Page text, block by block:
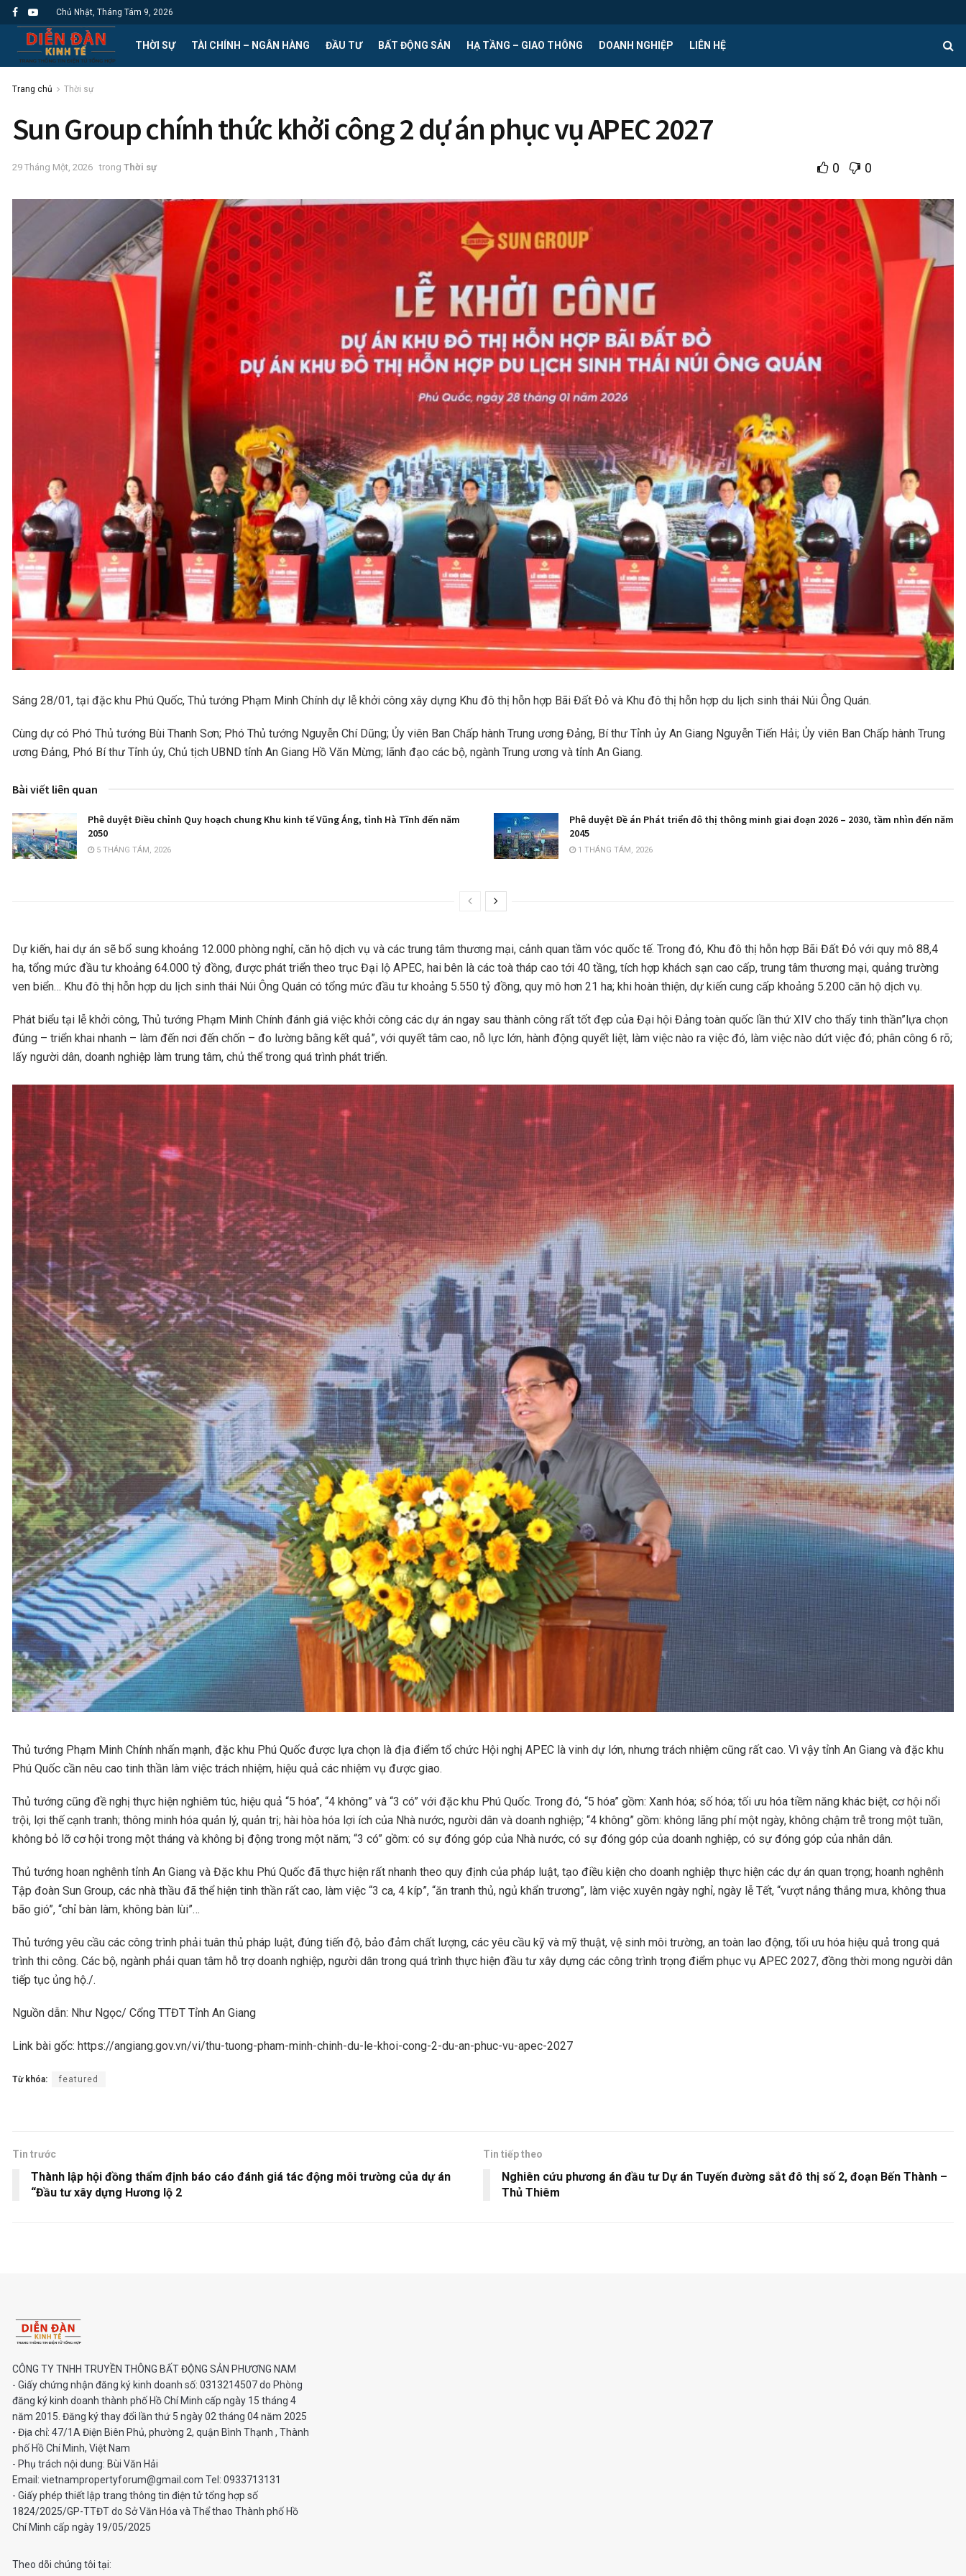
Chủ Nhật, Tháng Tám 9, 2026
THỜI SỰ TÀI CHÍNH – NGÂN HÀNG ĐẦU TƯ BẤT ĐỘNG SẢN HẠ TẦNG – GIAO THÔNG DOANH NGHIỆP LIÊN HỆ
Trang chủ Thời sự
Sun Group chính thức khởi công 2 dự án phục vụ APEC 2027
29 Tháng Một, 2026 trong Thời sự 0 0
Sáng 28/01, tại đặc khu Phú Quốc, Thủ tướng Phạm Minh Chính dự lễ khởi công xây dựng Khu đô thị hỗn hợp Bãi Đất Đỏ và Khu đô thị hỗn hợp du lịch sinh thái Núi Ông Quán.
Cùng dự có Phó Thủ tướng Bùi Thanh Sơn; Phó Thủ tướng Nguyễn Chí Dũng; Ủy viên Ban Chấp hành Trung ương Đảng, Bí thư Tỉnh ủy An Giang Nguyễn Tiến Hải; Ủy viên Ban Chấp hành Trung
ương Đảng, Phó Bí thư Tỉnh ủy, Chủ tịch UBND tỉnh An Giang Hồ Văn Mừng; lãnh đạo các bộ, ngành Trung ương và tỉnh An Giang.
Bài viết liên quan
Phê duyệt Điều chỉnh Quy hoạch chung Khu kinh tế Vũng Áng, tỉnh Hà Tĩnh đến năm
2050
5 THÁNG TÁM, 2026
Phê duyệt Đề án Phát triển đô thị thông minh giai đoạn 2026 – 2030, tầm nhìn đến năm
2045
1 THÁNG TÁM, 2026
Dự kiến, hai dự án sẽ bổ sung khoảng 12.000 phòng nghỉ, căn hộ dịch vụ và các trung tâm thương mại, cảnh quan tầm vóc quốc tế. Trong đó, Khu đô thị hỗn hợp Bãi Đất Đỏ với quy mô 88,4
ha, tổng mức đầu tư khoảng 64.000 tỷ đồng, được phát triển theo trục Đại lộ APEC, hai bên là các toà tháp cao tới 40 tầng, tích hợp khách sạn cao cấp, trung tâm thương mại, quảng trường
ven biển… Khu đô thị hỗn hợp du lịch sinh thái Núi Ông Quán có tổng mức đầu tư khoảng 5.550 tỷ đồng, quy mô hơn 21 ha; khi hoàn thiện, dự kiến cung cấp khoảng 5.200 căn hộ dịch vụ.
Phát biểu tại lễ khởi công, Thủ tướng Phạm Minh Chính đánh giá việc khởi công các dự án ngay sau thành công rất tốt đẹp của Đại hội Đảng toàn quốc lần thứ XIV cho thấy tinh thần”lựa chọn
đúng – triển khai nhanh – làm đến nơi đến chốn – đo lường bằng kết quả”, với quyết tâm cao, nỗ lực lớn, hành động quyết liệt, làm việc nào ra việc đó, làm việc nào dứt việc đó; phân công 6 rõ;
lấy người dân, doanh nghiệp làm trung tâm, chủ thể trong quá trình phát triển.
Thủ tướng Phạm Minh Chính nhấn mạnh, đặc khu Phú Quốc được lựa chọn là địa điểm tổ chức Hội nghị APEC là vinh dự lớn, nhưng trách nhiệm cũng rất cao. Vì vậy tỉnh An Giang và đặc khu
Phú Quốc cần nêu cao tinh thần làm việc trách nhiệm, hiệu quả các nhiệm vụ được giao.
Thủ tướng cũng đề nghị thực hiện nghiêm túc, hiệu quả “5 hóa”, “4 không” và “3 có” với đặc khu Phú Quốc. Trong đó, “5 hóa” gồm: Xanh hóa; số hóa; tối ưu hóa tiềm năng khác biệt, cơ hội nổi
trội, lợi thế cạnh tranh; thông minh hóa quản lý, quản trị; hài hòa hóa lợi ích của Nhà nước, người dân và doanh nghiệp; “4 không” gồm: không lãng phí một ngày, không chậm trễ trong một tuần,
không bỏ lỡ cơ hội trong một tháng và không bị động trong một năm; “3 có” gồm: có sự đóng góp của Nhà nước, có sự đóng góp của doanh nghiệp, có sự đóng góp của nhân dân.
Thủ tướng hoan nghênh tỉnh An Giang và Đặc khu Phú Quốc đã thực hiện rất nhanh theo quy định của pháp luật, tạo điều kiện cho doanh nghiệp thực hiện các dự án quan trọng; hoanh nghênh
Tập đoàn Sun Group, các nhà thầu đã thể hiện tinh thần rất cao, làm việc “3 ca, 4 kíp”, “ăn tranh thủ, ngủ khẩn trương”, làm việc xuyên ngày nghỉ, ngày lễ Tết, “vượt nắng thắng mưa, không thua
bão gió”, “chỉ bàn làm, không bàn lùi”…
Thủ tướng yêu cầu các công trình phải tuân thủ pháp luật, đúng tiến độ, bảo đảm chất lượng, các yêu cầu kỹ và mỹ thuật, vệ sinh môi trường, an toàn lao động, tối ưu hóa hiệu quả trong quá
trình thi công. Các bộ, ngành phải quan tâm hỗ trợ doanh nghiệp, người dân trong quá trình thực hiện đầu tư xây dựng các công trình trọng điểm phục vụ APEC 2027, đồng thời mong người dân
tiếp tục ủng hộ./.
Nguồn dẫn: Như Ngọc/ Cổng TTĐT Tỉnh An Giang
Link bài gốc: https://angiang.gov.vn/vi/thu-tuong-pham-minh-chinh-du-le-khoi-cong-2-du-an-phuc-vu-apec-2027
Từ khóa: featured
Tin trước
Thành lập hội đồng thẩm định báo cáo đánh giá tác động môi trường của dự án
“Đầu tư xây dựng Hương lộ 2
Tin tiếp theo
Nghiên cứu phương án đầu tư Dự án Tuyến đường sắt đô thị số 2, đoạn Bến Thành –
Thủ Thiêm
CÔNG TY TNHH TRUYỀN THÔNG BẤT ĐỘNG SẢN PHƯƠNG NAM
- Giấy chứng nhận đăng ký kinh doanh số: 0313214507 do Phòng
đăng ký kinh doanh thành phố Hồ Chí Minh cấp ngày 15 tháng 4
năm 2015. Đăng ký thay đổi lần thứ 5 ngày 02 tháng 04 năm 2025
- Địa chỉ: 47/1A Điện Biên Phủ, phường 2, quận Bình Thạnh , Thành
phố Hồ Chí Minh, Việt Nam
- Phụ trách nội dung: Bùi Văn Hải
Email: vietnampropertyforum@gmail.com Tel: ‭0933713131
- Giấy phép thiết lập trang thông tin điện tử tổng hợp số
1824/2025/GP-TTĐT do Sở Văn Hóa và Thể thao Thành phố Hồ
Chí Minh cấp ngày 19/05/2025
Theo dõi chúng tôi tại: